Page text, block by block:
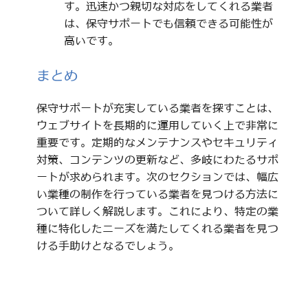
す。迅速かつ親切な対応をしてくれる業者
は、保守サポートでも信頼できる可能性が
高いです。
まとめ
保守サポートが充実している業者を探すことは、
ウェブサイトを長期的に運用していく上で非常に
重要です。定期的なメンテナンスやセキュリティ
対策、コンテンツの更新など、多岐にわたるサポ
ートが求められます。次のセクションでは、幅広
い業種の制作を行っている業者を見つける方法に
ついて詳しく解説します。これにより、特定の業
種に特化したニーズを満たしてくれる業者を見つ
ける手助けとなるでしょう。